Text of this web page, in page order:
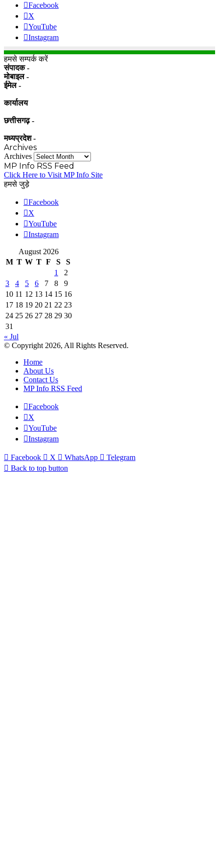
Facebook
X
YouTube
Instagram
हमसे सम्पर्क करें
संपादक -
मोबाइल -
ईमेल -
कार्यालय
छत्तीसगढ़ -
मध्यप्रदेश -
Archives
Archives
MP Info RSS Feed
Click Here to Visit MP Info Site
हमसे जुड़े
Facebook
X
YouTube
Instagram
August 2026
M T W T F S
S
1
2
3
4 5 6 7 8
9
10 11 12 13 14 15 16
17 18 19 20 21 22 23
24 25 26 27 28 29 30
31
« Jul
© Copyright 2026, All Rights Reserved.
Home
About Us
Contact Us
MP Info RSS Feed
Facebook
X
YouTube
Instagram
Facebook X WhatsApp
Telegram
Back to top button